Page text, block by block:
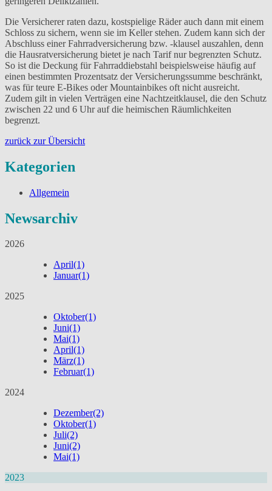
Die Versicherer raten dazu, kostspielige Räder auch dann mit einem
Schloss zu sichern, wenn sie im Keller stehen. Zudem kann sich der
Abschluss einer Fahrradversicherung bzw. -klausel auszahlen, denn
die Hausratversicherung bietet je nach Tarif nur begrenzten Schutz.
So ist die Deckung für Fahrraddiebstahl beispielsweise häufig auf
einen bestimmten Prozentsatz der Versicherungssumme beschränkt,
was für teure E-Bikes oder Mountainbikes oft nicht ausreicht.
Zudem gilt in vielen Verträgen eine Nachtzeitklausel, die den Schutz
zwischen 22 und 6 Uhr auf die heimischen Räumlichkeiten
begrenzt.
zurück zur Übersicht
Kategorien
Allgemein
Newsarchiv
2026
April(1)
Januar(1)
2025
Oktober(1)
Juni(1)
Mai(1)
April(1)
März(1)
Februar(1)
2024
Dezember(2)
Oktober(1)
Juli(2)
Juni(2)
Mai(1)
2023